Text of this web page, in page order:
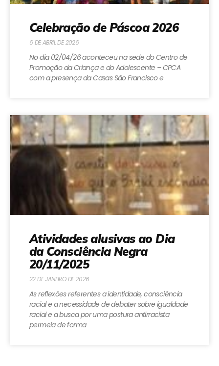
Celebração de Páscoa 2026
6 DE ABRIL DE 2026
No dia 02/04/26 aconteceu na sede do Centro de
Promoção da Criança e do Adolescente – CPCA
com a presença da Casas São Francisco e
Atividades alusivas ao Dia
da Consciência Negra
20/11/2025
22 DE JANEIRO DE 2026
As reflexões referentes a identidade, consciência
racial e a necessidade de debater sobre igualdade
racial e a busca por uma postura antirracista
permeia de forma